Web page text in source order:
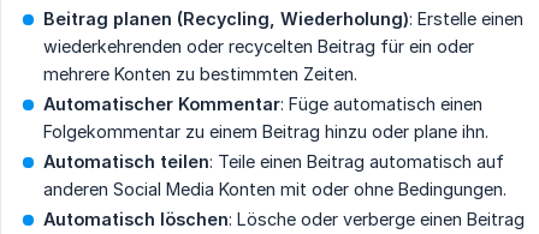
Beitrag planen (Recycling, Wiederholung): Erstelle einen
wiederkehrenden oder recycelten Beitrag für ein oder
mehrere Konten zu bestimmten Zeiten.
Automatischer Kommentar: Füge automatisch einen
Folgekommentar zu einem Beitrag hinzu oder plane ihn.
Automatisch teilen: Teile einen Beitrag automatisch auf
anderen Social Media Konten mit oder ohne Bedingungen.
Automatisch löschen: Lösche oder verberge einen Beitrag